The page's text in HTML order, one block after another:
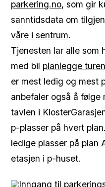
parkering.no, som gir
sanntidsdata om
våre i sentrum.
Tjenesten lar alle som
med bil planlegge
er mest ledig og mest
anbefaler også å følge
tavlen i
p-plasser på hvert
ledige plasser på plan
etasjen i p-huset.